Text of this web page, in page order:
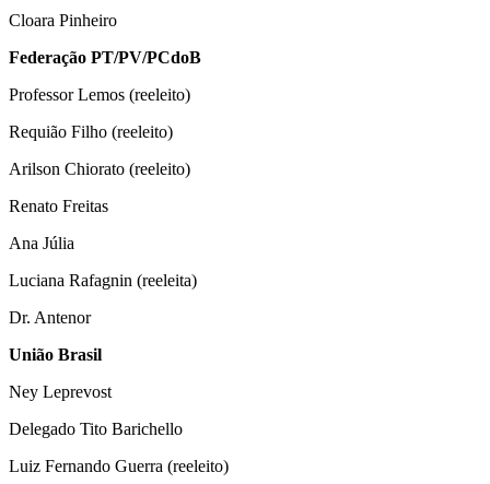
Cloara Pinheiro
Federação PT/PV/PCdoB
Professor Lemos (reeleito)
Requião Filho (reeleito)
Arilson Chiorato (reeleito)
Renato Freitas
Ana Júlia
Luciana Rafagnin (reeleita)
Dr. Antenor
União Brasil
Ney Leprevost
Delegado Tito Barichello
Luiz Fernando Guerra (reeleito)